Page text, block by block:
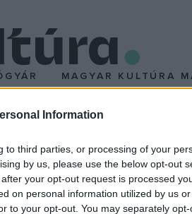
Information
to third parties, or processing of your
by us, please use the below opt-out
your opt-out request is processed
on personal information utilized by us
to your opt-out. You may separately
MAGYAR KULTÚRA
ÉS